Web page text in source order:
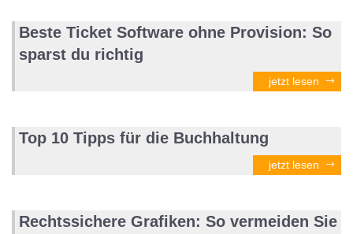
Beste Ticket Software ohne Provision: So
sparst du richtig
jetzt lesen
Top 10 Tipps für die Buchhaltung
jetzt lesen
Rechtssichere Grafiken: So vermeiden Sie